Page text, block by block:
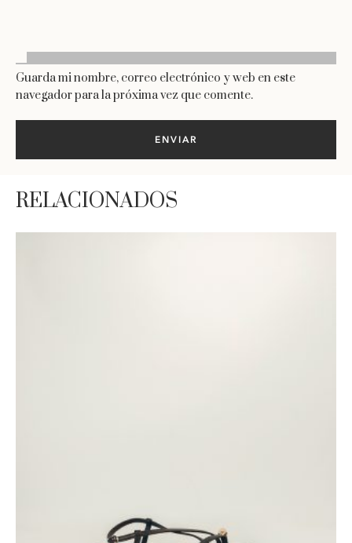
Guarda mi nombre, correo electrónico y web en este
navegador para la próxima vez que comente.
RELACIONADOS